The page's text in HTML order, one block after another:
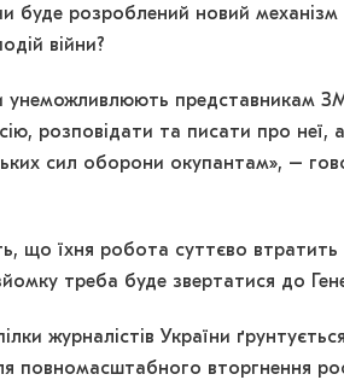
буде розроблений новий механізм
війни?
унеможливлюють представникам
розповідати та писати про неї,
сил оборони окупантам», –
що їхня робота суттєво втратить
треба буде звертатися до
журналістів України
повномасштабного вторгнення